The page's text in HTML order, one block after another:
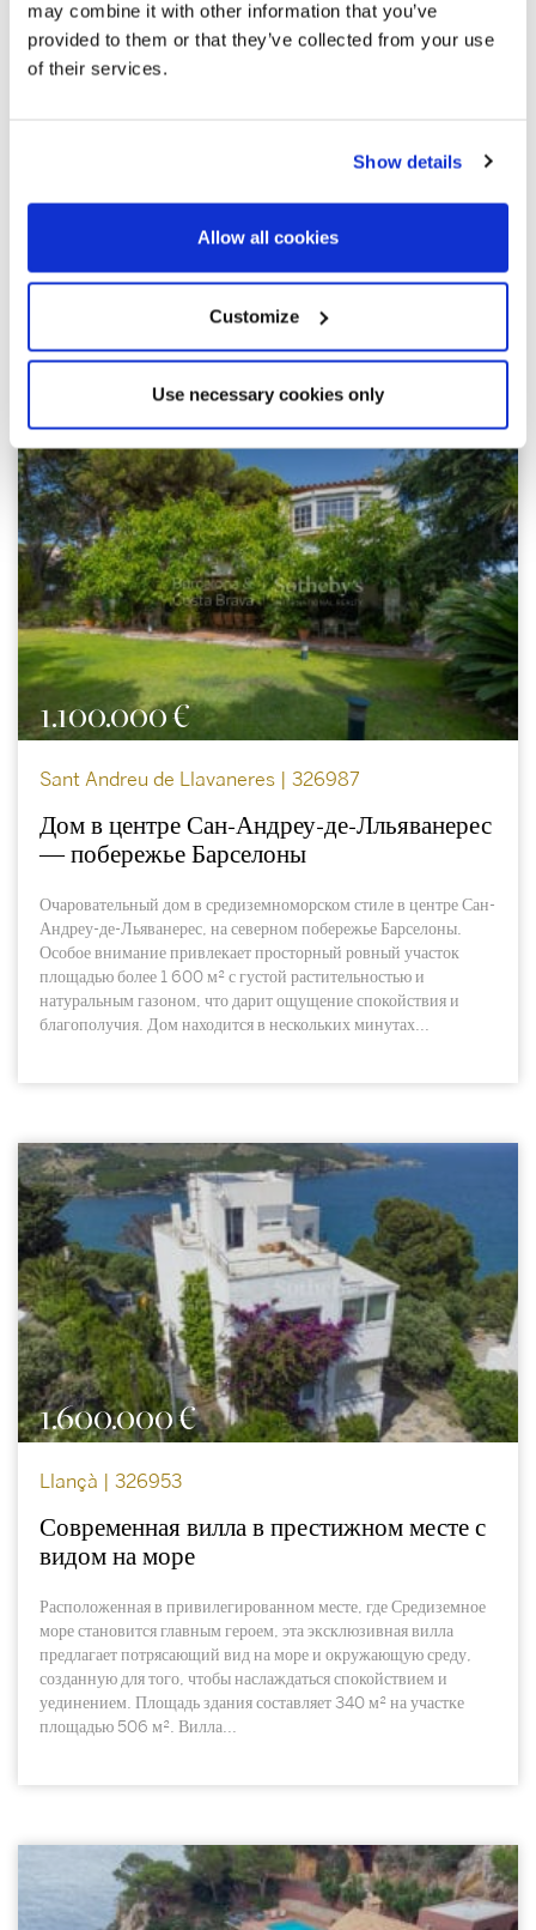
may combine it with other information that you’ve
provided to them or that they’ve collected from your use
of their services.
Show details
Allow all cookies
Customize
Use necessary cookies only
Просмотреть другие похожие
объекты недвижимости
1.100.000 €
Sant Andreu de Llavaneres | 326987
Дом в центре Сан-Андреу-де-Лльяванерес
— побережье Барселоны
Очаровательный дом в средиземноморском стиле в центре Сан-
Андреу-де-Льяванерес, на северном побережье Барселоны.
Особое внимание привлекает просторный ровный участок
площадью более 1 600 м² с густой растительностью и
натуральным газоном, что дарит ощущение спокойствия и
благополучия. Дом находится в нескольких минутах...
1.600.000 €
Llançà | 326953
Современная вилла в престижном месте с
видом на море
Расположенная в привилегированном месте, где Средиземное
море становится главным героем, эта эксклюзивная вилла
предлагает потрясающий вид на море и окружающую среду,
созданную для того, чтобы наслаждаться спокойствием и
уединением. Площадь здания составляет 340 м² на участке
площадью 506 м². Вилла...